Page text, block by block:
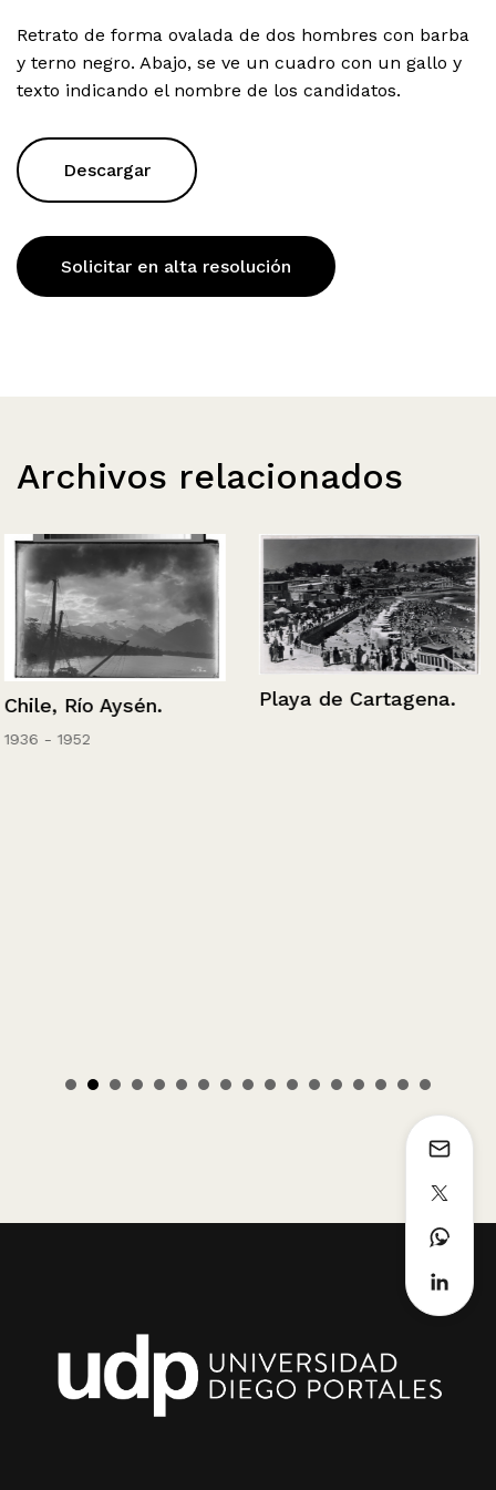
Retrato de forma ovalada de dos hombres con barba
y terno negro. Abajo, se ve un cuadro con un gallo y
texto indicando el nombre de los candidatos.
Descargar
Solicitar en alta resolución
Archivos relacionados
Chile, Río Aysén.
1936 - 1952
Playa de Cartagena.